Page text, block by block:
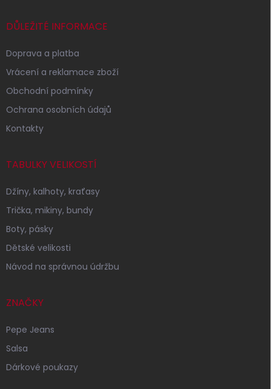
DŮLEŽITÉ INFORMACE
Doprava a platba
Vrácení a reklamace zboží
Obchodní podmínky
Ochrana osobních údajů
Kontakty
TABULKY VELIKOSTÍ
Džíny, kalhoty, kraťasy
Trička, mikiny, bundy
Boty, pásky
Dětské velikosti
Návod na správnou údržbu
ZNAČKY
Pepe Jeans
Salsa
Dárkové poukazy